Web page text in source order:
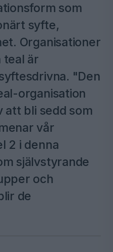
som
syfte,
Organisationer
teal är
"Den
organisation
att bli sedd som
vår
2 i denna
självstyrande
och
de